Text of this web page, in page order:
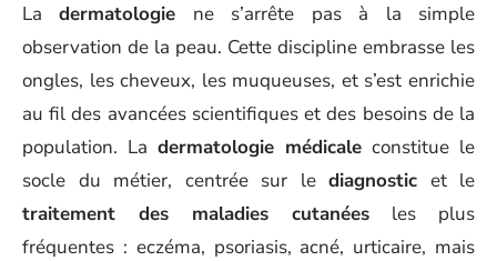
Ladermatologie ne s’arrête pas à la simple
observation de la peau. Cette discipline embrasse les
ongles, les cheveux, les muqueuses, et s’est enrichie
au fil des avancées scientifiques et des besoins de la
population. La dermatologie médicale constitue le
socle du métier, centrée sur le diagnostic et le
traitement des maladies cutanées les plus
fréquentes : eczéma, psoriasis, acné, urticaire, mais